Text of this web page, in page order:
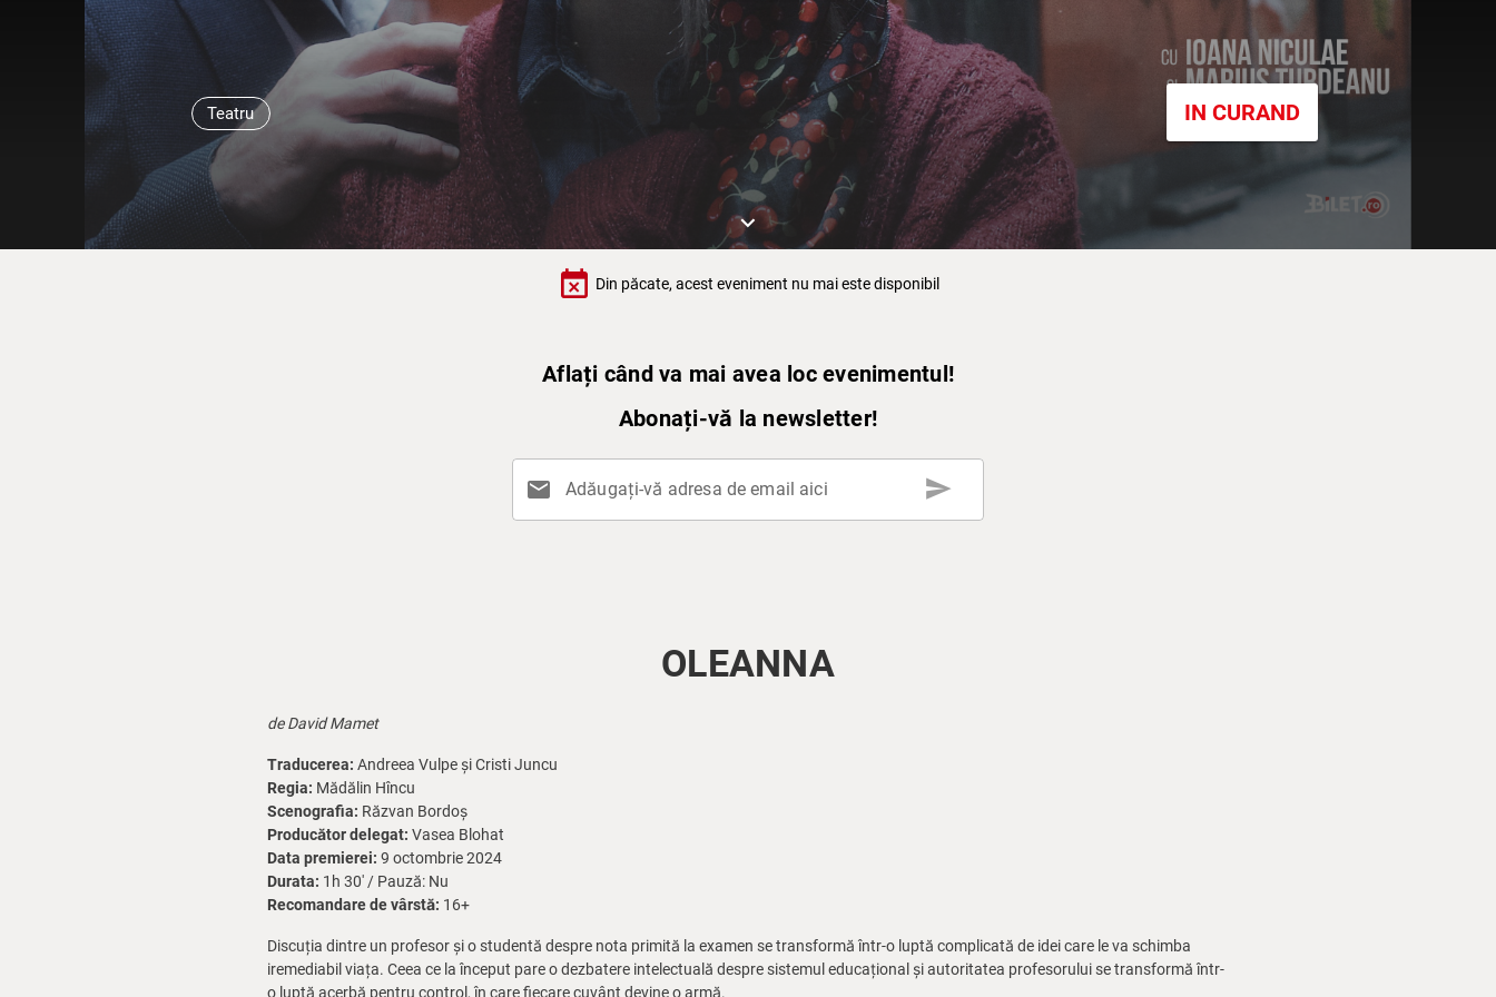
Teatru IN CURAND
keyboard_arrow_down
event_busy Din păcate, acest eveniment nu mai este disponibil
Aflați când va mai avea loc evenimentul!
Abonați-vă la newsletter!
mail Adăugați-vă adresa de email aici send
OLEANNA
de David Mamet
Traducerea: Andreea Vulpe și Cristi Juncu
Regia: Mădălin Hîncu
Scenografia: Răzvan Bordoș
Producător delegat: Vasea Blohat
Data premierei: 9 octombrie 2024
Durata: 1h 30' / Pauză: Nu
Recomandare de vârstă: 16+
Discuția dintre un profesor și o studentă despre nota primită la examen se transformă într-o luptă complicată de idei care le va schimba
iremediabil viața. Ceea ce la început pare o dezbatere intelectuală despre sistemul educațional și autoritatea profesorului se transformă într-
o luptă acerbă pentru control, în care fiecare cuvânt devine o armă.